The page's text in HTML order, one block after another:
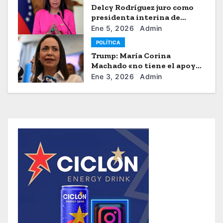
Delcy Rodríguez juro como
presidenta interina de
Venezuela
Ene 5, 2026 Admin
POLÍTICA
Trump: María Corina
Machado «no tiene el apoyo»
para dirigir Venezuela
Ene 3, 2026 Admin